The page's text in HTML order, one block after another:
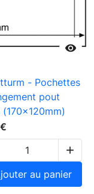

- Pochettes
pout

au panier